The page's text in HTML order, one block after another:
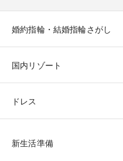
婚約指輪・結婚指輪さがし
国内リゾート
ドレス
新生活準備